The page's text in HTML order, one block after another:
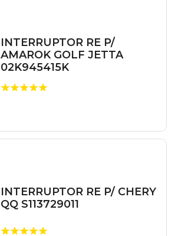
INTERRUPTOR RE P/
AMAROK GOLF JETTA
02K945415K
INTERRUPTOR RE P/ CHERY
QQ S113729011